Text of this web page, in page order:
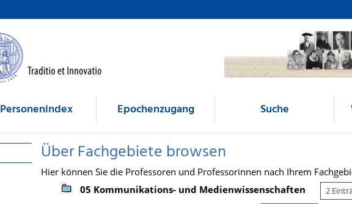
Personenindex Epochenzugang Suche
Über Fachgebiete browsen
Hier können Sie die Professoren und Professorinnen nach Ihrem
05 Kommunikations- und Medienwissenschaften
2